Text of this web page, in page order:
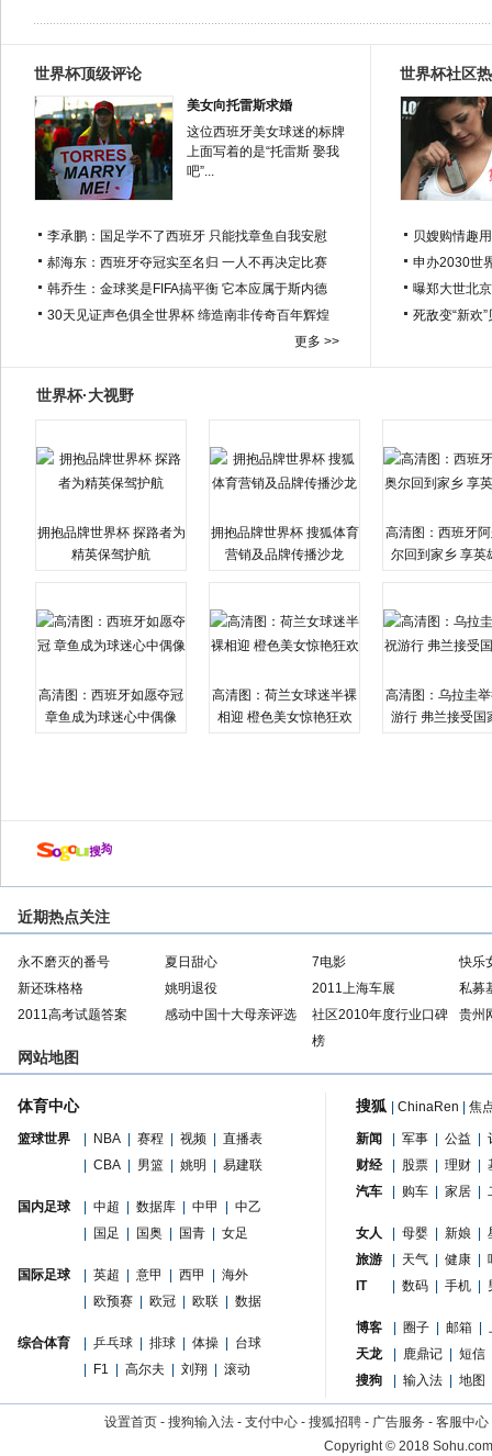
世界杯顶级评论
美女向托雷斯求婚
这位西班牙美女球迷的标牌
上面写着的是“托雷斯 娶我
吧”...
李承鹏：国足学不了西班牙 只能找章鱼自我安慰
郝海东：西班牙夺冠实至名归 一人不再决定比赛
韩乔生：金球奖是FIFA搞平衡 它本应属于斯内德
30天见证声色俱全世界杯 缔造南非传奇百年辉煌
更多 >>
世界杯社区
贝嫂购情趣
申办2030世
曝郑大世北
死敌变“新欢
世界杯·大视野
拥抱品牌世界杯 探路者为
精英保驾护航
拥抱品牌世界杯 搜狐体育
营销及品牌传播沙龙
高清图：西班牙
尔回到家乡 享英
高清图：西班牙如愿夺冠
章鱼成为球迷心中偶像
高清图：荷兰女球迷半裸
相迎 橙色美女惊艳狂欢
高清图：乌拉圭
游行 弗兰接受国
近期热点关注
永不磨灭的番号 夏日甜心 7电影
快乐
新还珠格格
姚明退役 2011上海车展
私募
2011高考试题答案
感动中国十大母亲评选
社区2010年度行业口碑
榜
贵州
网站地图
体育中心
篮球世界 NBA 赛程 视频
直播表
CBA 男篮 姚明 易建联
国内足球 中超 数据库 中甲
中乙
国足 国奥 国青 女足
国际足球 英超 意甲 西甲
海外
欧预赛 欧冠 欧联 数据
综合体育 乒乓球 排球 体操
台球
F1 高尔夫 刘翔 滚动
搜狐 ChinaRen 焦
新闻 军事 公益
财经
股票 理财
汽车
购车 家居
女人 母婴 新娘
旅游
天气 健康
IT
数码 手机
博客 圈子 邮箱
天龙
鹿鼎记
短信
搜狗
输入法 地图
设置首页 - 搜狗输入法 - 支付中心 - 搜狐招聘 - 广告服务 - 客服中心
Copyright©2018